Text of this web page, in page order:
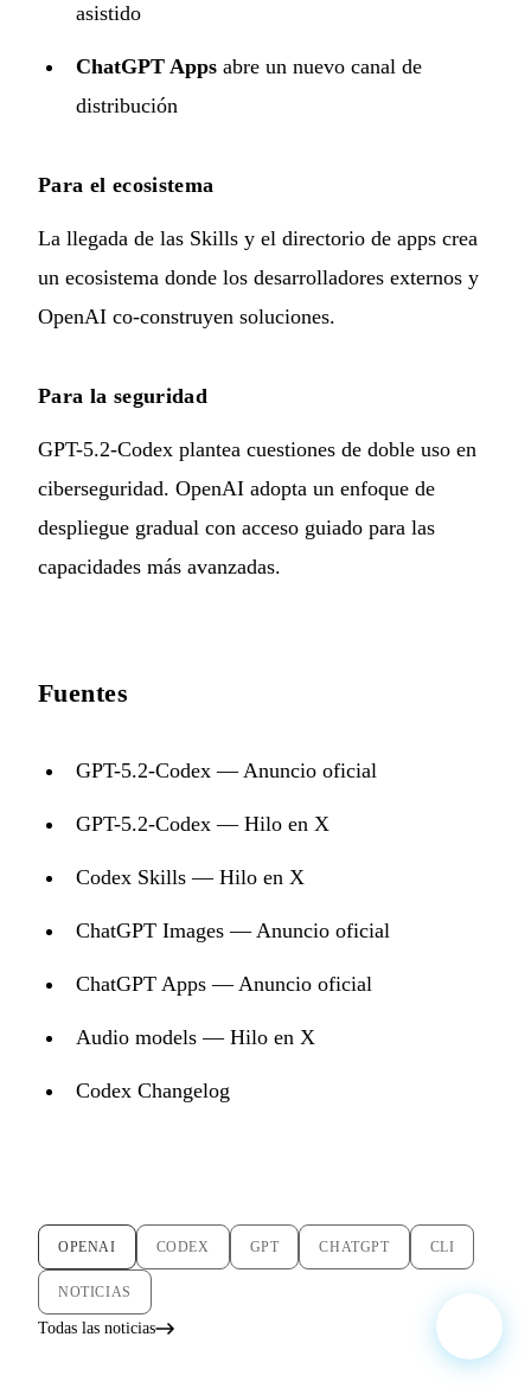
asistido
ChatGPT Apps abre un nuevo canal de
distribución
Para el ecosistema
La llegada de las Skills y el directorio de apps crea
un ecosistema donde los desarrolladores externos y
OpenAI co-construyen soluciones.
Para la seguridad
GPT-5.2-Codex plantea cuestiones de doble uso en
ciberseguridad. OpenAI adopta un enfoque de
despliegue gradual con acceso guiado para las
capacidades más avanzadas.
Fuentes
GPT-5.2-Codex — Anuncio oficial
GPT-5.2-Codex — Hilo en X
Codex Skills — Hilo en X
ChatGPT Images — Anuncio oficial
ChatGPT Apps — Anuncio oficial
Audio models — Hilo en X
Codex Changelog
OPENAI CODEX GPT CHATGPT CLI
NOTICIAS
Todas las noticias